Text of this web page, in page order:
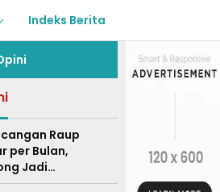
Indeks Berita
Raup
per Bulan,
Jadi